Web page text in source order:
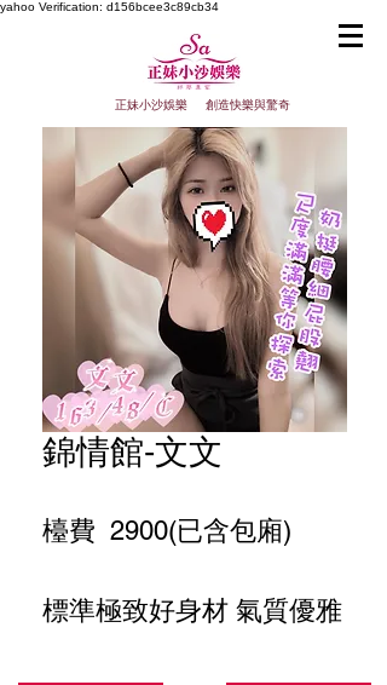
yahoo Verification: d156bcee3c89cb34
正妹小沙娛樂 創造快樂與驚奇
錦情館-文文
檯費 2900(已含包廂)
標準極致好身材 氣質優雅